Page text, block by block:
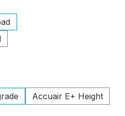
Accuair E+ Height